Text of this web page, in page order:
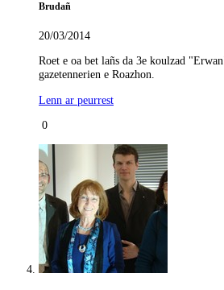
Brudañ
20/03/2014
Roet e oa bet lañs da 3e koulzad
gazetennerien e Roazhon.
Lenn ar peurrest
0